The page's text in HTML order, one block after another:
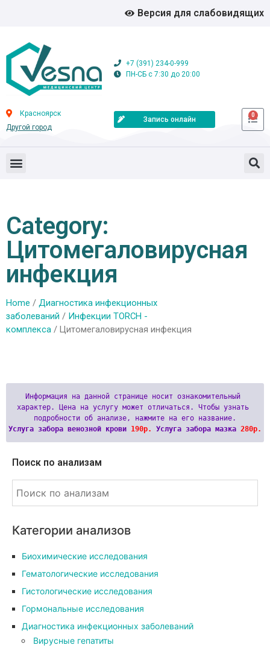
Версия для слабовидящих
+7 (391) 234-0-999
ПН-СБ с 7:30 до 20:00
Красноярск
Другой город
Запись онлайн
0
Category:
Цитомегаловирусная
инфекция
Home / Диагностика инфекционных
заболеваний / Инфекции TORCH -
комплекса / Цитомегаловирусная инфекция
Информация на данной странице носит ознакомительный
характер. Цена на услугу может отличаться. Чтобы узнать
Услуга забора венозной крови 190р. Услуга забора мазка 280р.
Поиск по анализам
Категории анализов
Биохимические исследования
Гематологические исследования
Гистологические исследования
Гормональные исследования
Диагностика инфекционных заболеваний
Вирусные гепатиты